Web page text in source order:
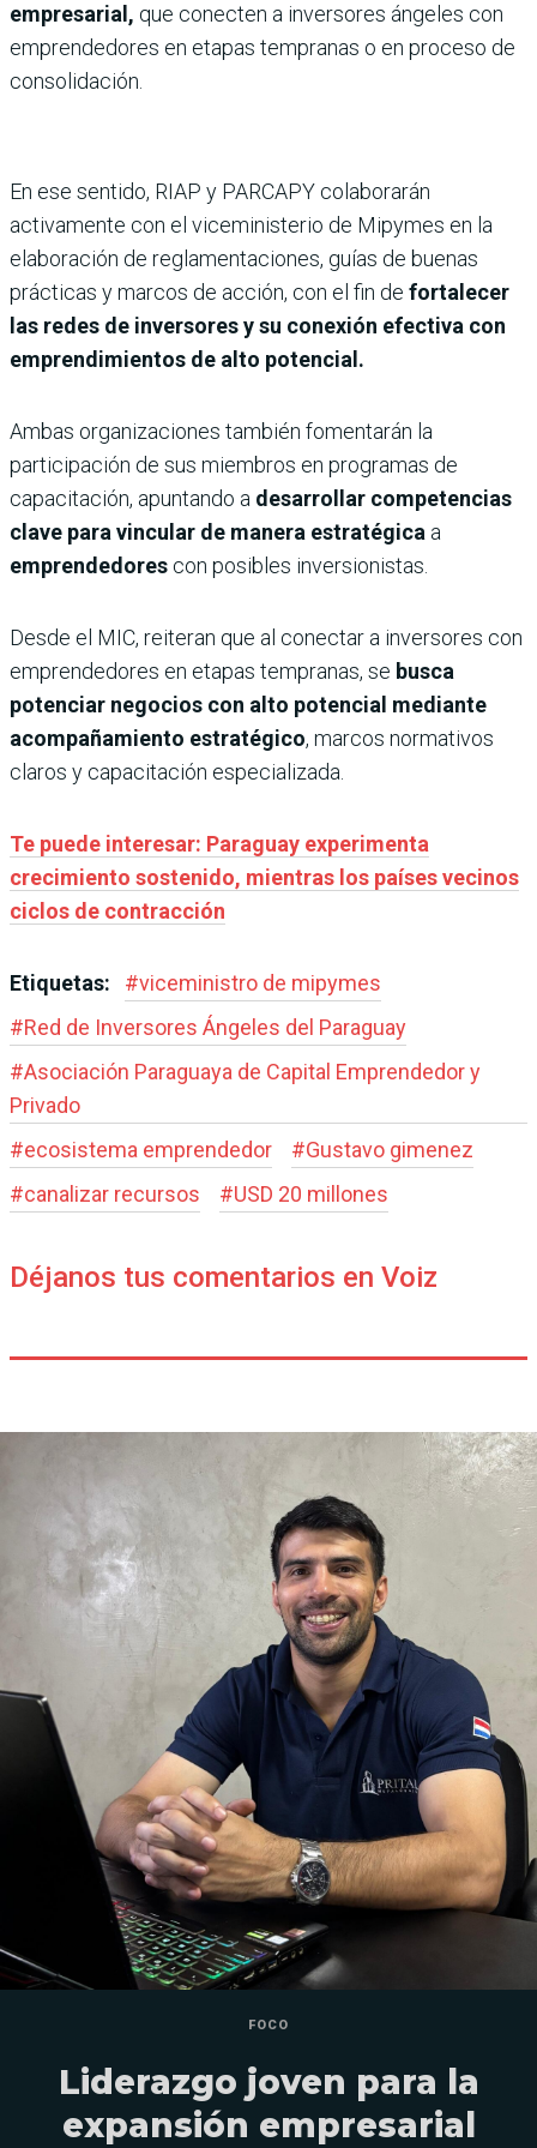
empresarial, que conecten a inversores ángeles con
emprendedores en etapas tempranas o en proceso de
consolidación.
En ese sentido, RIAP y PARCAPY colaborarán
activamente con el viceministerio de Mipymes en la
elaboración de reglamentaciones, guías de buenas
prácticas y marcos de acción, con el fin de fortalecer
las redes de inversores y su conexión efectiva con
emprendimientos de alto potencial.
Ambas organizaciones también fomentarán la
participación de sus miembros en programas de
capacitación, apuntando a desarrollar competencias
clave para vincular de manera estratégica a
emprendedores con posibles inversionistas.
Desde el MIC, reiteran que al conectar a inversores con
emprendedores en etapas tempranas, se busca
potenciar negocios con alto potencial mediante
acompañamiento estratégico, marcos normativos
claros y capacitación especializada.
Te puede interesar: Paraguay experimenta
crecimiento sostenido, mientras los países vecinos
ciclos de contracción
Etiquetas: #viceministro de mipymes
#Red de Inversores Ángeles del Paraguay
#Asociación Paraguaya de Capital Emprendedor y
Privado
#ecosistema emprendedor #Gustavo gimenez
#canalizar recursos #USD 20 millones
Déjanos tus comentarios en Voiz
FOCO
Liderazgo joven para la
expansión empresarial